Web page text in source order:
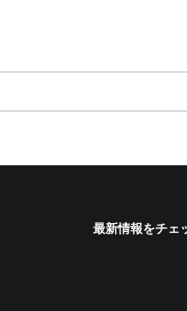
最新情報をチェ